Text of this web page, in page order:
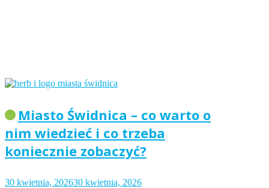
Miasto Świdnica – co warto o
nim wiedzieć i co trzeba
koniecznie zobaczyć?
30 kwietnia, 202630 kwietnia, 2026